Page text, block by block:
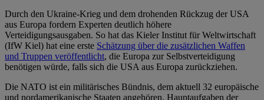
Durch den Ukraine-Krieg und dem drohenden Rückzug der USA
aus Europa fordern Experten deutlich höhere
Verteidigungsausgaben. So hat das Kieler Institut für Weltwirtschaft
(IfW Kiel) hat eine erste Schätzung über die zusätzlichen Waffen
und Truppen veröffentlicht, die Europa zur Selbstverteidigung
benötigen würde, falls sich die USA aus Europa zurückziehen.
Die NATO ist ein militärisches Bündnis, dem aktuell 32 europäische
und nordamerikanische Staaten angehören. Hauptaufgaben der